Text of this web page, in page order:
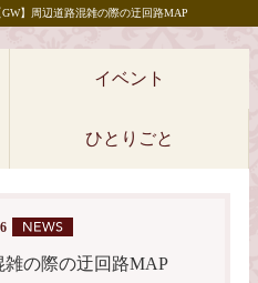
GW】周辺道路混雑の際の迂回路MAP
イベント
ひとりごと
雑の際の迂回路MAP